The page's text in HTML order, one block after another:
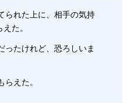
られた上に、相手の気持
た。
ったけれど、恐ろしいま
えた。